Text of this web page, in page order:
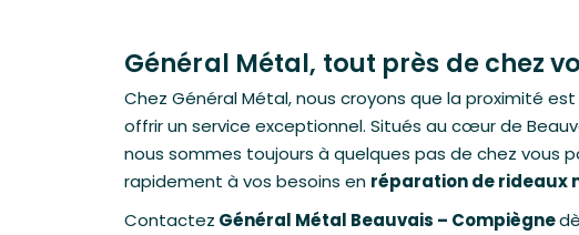
Général Métal, tout près de chez
Chez Général Métal, nous croyons que la proximité
offrir un service exceptionnel. Situés au cœur de
nous sommes toujours à quelques pas de chez vous
rapidement à vos besoins en réparation de rideaux
Contactez Général Métal Beauvais – Compiègne